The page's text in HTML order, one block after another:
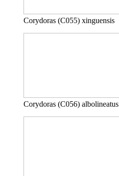
Corydoras (C055) xinguensis
Corydoras (C056) albolineatus